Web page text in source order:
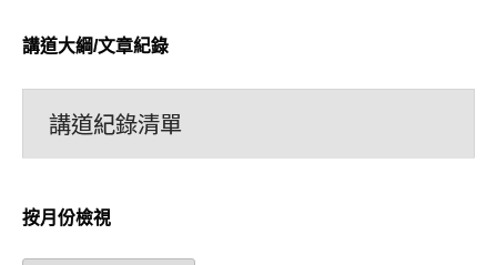
講道大綱/文章紀錄
講道紀錄清單
按月份檢視